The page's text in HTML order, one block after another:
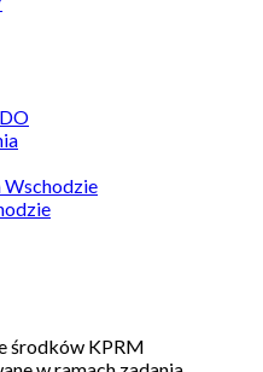
Wschodzie
środków KPRM